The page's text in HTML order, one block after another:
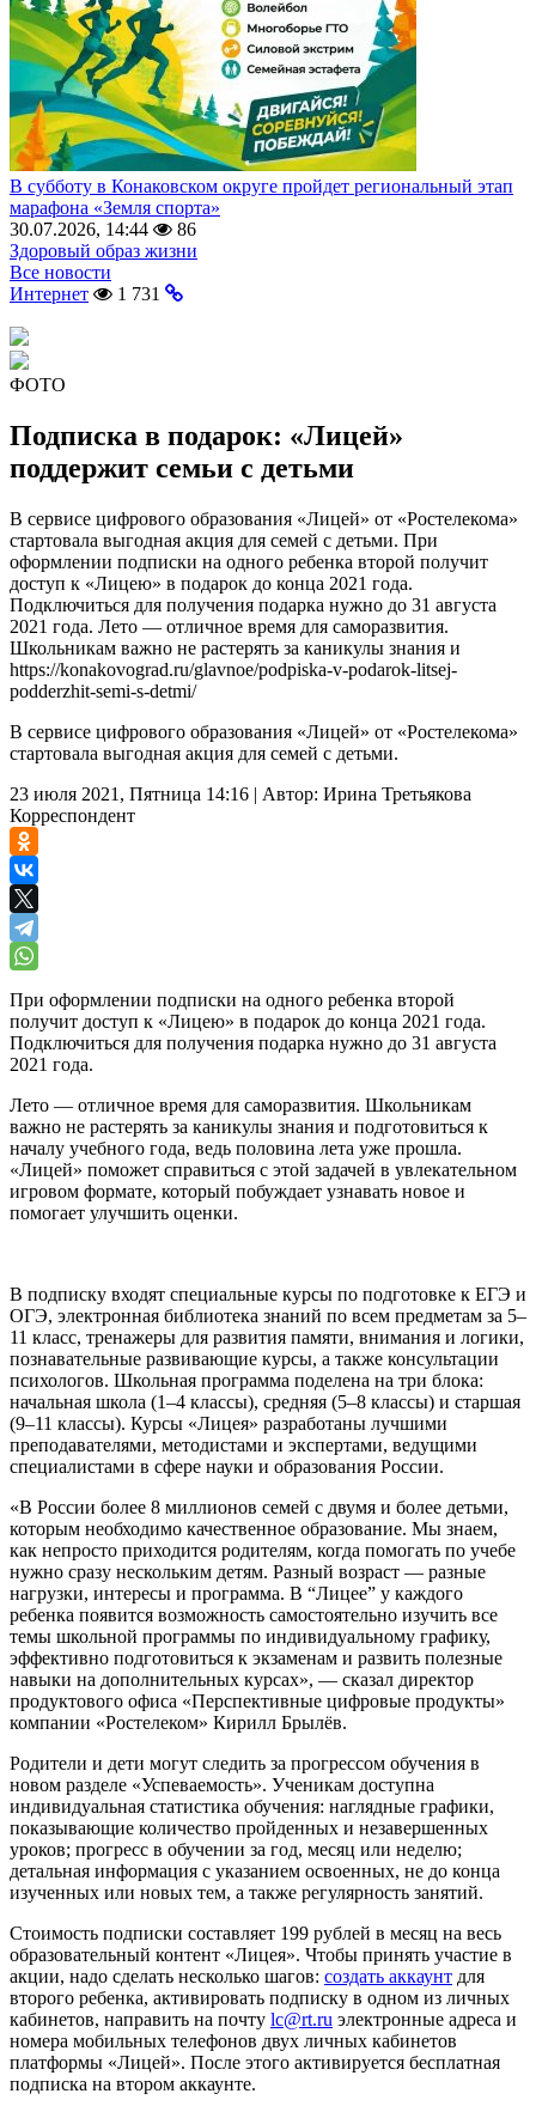
В субботу в Конаковском округе пройдет региональный этап
марафона «Земля спорта»
30.07.2026, 14:44
86
Здоровый образ жизни
Все новости
Интернет
1 731
ФОТО
Подписка в подарок: «Лицей»
поддержит семьи с детьми
В сервисе цифрового образования «Лицей» от «Ростелекома»
стартовала выгодная акция для семей с детьми. При
оформлении подписки на одного ребенка второй получит
доступ к «Лицею» в подарок до конца 2021 года.
Подключиться для получения подарка нужно до 31 августа
2021 года. Лето — отличное время для саморазвития.
Школьникам важно не растерять за каникулы знания и
https://konakovograd.ru/glavnoe/podpiska-v-podarok-litsej-
podderzhit-semi-s-detmi/
В сервисе цифрового образования «Лицей» от «Ростелекома»
стартовала выгодная акция для семей с детьми.
23 июля 2021, Пятница 14:16 | Автор: Ирина Третьякова
Корреспондент
При оформлении подписки на одного ребенка второй
получит доступ к «Лицею» в подарок до конца 2021 года.
Подключиться для получения подарка нужно до 31 августа
2021 года.
Лето — отличное время для саморазвития. Школьникам
важно не растерять за каникулы знания и подготовиться к
началу учебного года, ведь половина лета уже прошла.
«Лицей» поможет справиться с этой задачей в увлекательном
игровом формате, который побуждает узнавать новое и
помогает улучшить оценки.
В подписку входят специальные курсы по подготовке к ЕГЭ и
ОГЭ, электронная библиотека знаний по всем предметам за 5–
11 класс, тренажеры для развития памяти, внимания и логики,
познавательные развивающие курсы, а также консультации
психологов. Школьная программа поделена на три блока:
начальная школа (1–4 классы), средняя (5–8 классы) и старшая
(9–11 классы). Курсы «Лицея» разработаны лучшими
преподавателями, методистами и экспертами, ведущими
специалистами в сфере науки и образования России.
«В России более 8 миллионов семей с двумя и более детьми,
которым необходимо качественное образование. Мы знаем,
как непросто приходится родителям, когда помогать по учебе
нужно сразу нескольким детям. Разный возраст — разные
нагрузки, интересы и программа. В “Лицее” у каждого
ребенка появится возможность самостоятельно изучить все
темы школьной программы по индивидуальному графику,
эффективно подготовиться к экзаменам и развить полезные
навыки на дополнительных курсах», — сказал директор
продуктового офиса «Перспективные цифровые продукты»
компании «Ростелеком» Кирилл Брылёв.
Родители и дети могут следить за прогрессом обучения в
новом разделе «Успеваемость». Ученикам доступна
индивидуальная статистика обучения: наглядные графики,
показывающие количество пройденных и незавершенных
уроков; прогресс в обучении за год, месяц или неделю;
детальная информация с указанием освоенных, не до конца
изученных или новых тем, а также регулярность занятий.
Стоимость подписки составляет 199 рублей в месяц на весь
образовательный контент «Лицея». Чтобы принять участие в
акции, надо сделать несколько шагов: создать аккаунт для
второго ребенка, активировать подписку в одном из личных
кабинетов, направить на почту lc@rt.ru электронные адреса и
номера мобильных телефонов двух личных кабинетов
платформы «Лицей». После этого активируется бесплатная
подписка на втором аккаунте.